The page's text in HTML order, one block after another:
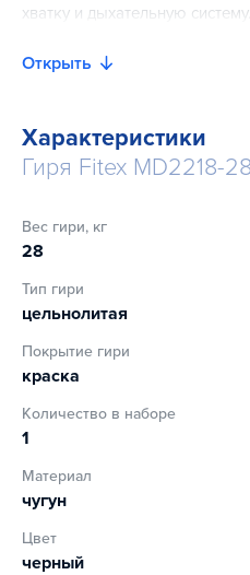
хватку и дыхательную систему.
Особенности:
выступающих элементов и
в обычных тренировочных
хвата одной и двумя руками
Открыть
Характеристики
Гиря Fitex MD2218-
Вес гири, кг
28
Тип гири
цельнолитая
Покрытие гири
краска
Количество в наборе
1
Материал
чугун
Цвет
черный